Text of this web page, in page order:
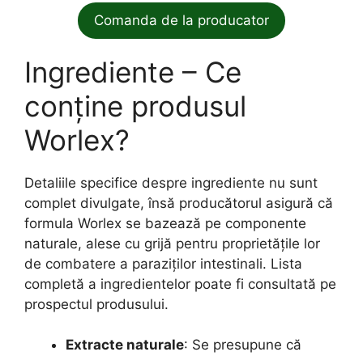
Comanda de la producator
Ingrediente – Ce
conține produsul
Worlex?
Detaliile specifice despre ingrediente nu sunt
complet divulgate, însă producătorul asigură că
formula Worlex se bazează pe componente
naturale, alese cu grijă pentru proprietățile lor
de combatere a paraziților intestinali. Lista
completă a ingredientelor poate fi consultată pe
prospectul produsului.
Extracte naturale: Se presupune că